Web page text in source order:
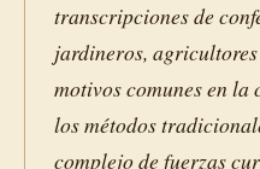
transcripciones de
jardineros,
motivos comunes en
los métodos
complejo de fuerzas